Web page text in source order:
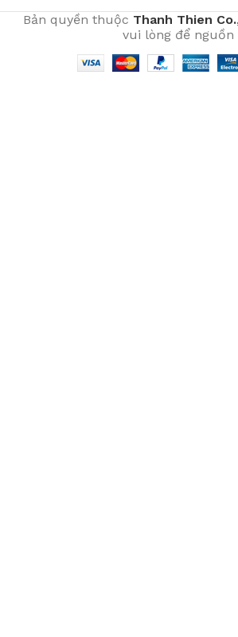
Bản quyền thuộc Thanh Thien
vui lòng để nguồn